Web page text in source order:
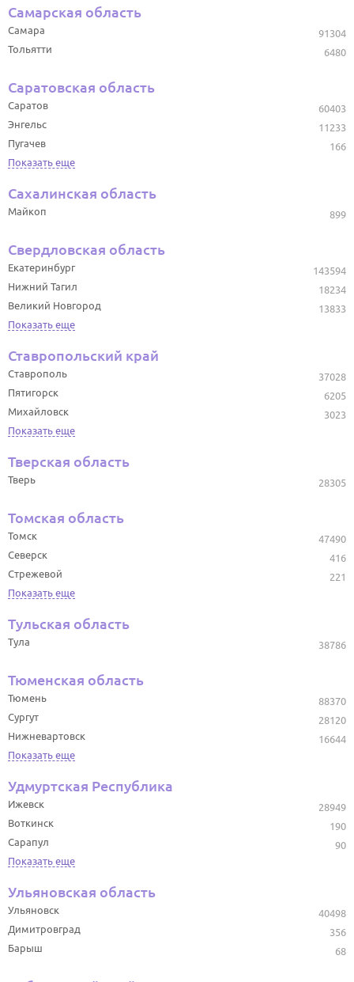
Самарская область
91304
Самара
6480
Тольятти
Саратовская область
60403
Саратов
11233
Энгельс
166
Пугачев
Показать еще
Сахалинская область
899
Майкоп
Свердловская область
143594
Екатеринбург
18234
Нижний Тагил
13833
Великий Новгород
Показать еще
Ставропольский край
37028
Ставрополь
6205
Пятигорск
3023
Михайловск
Показать еще
Тверская область
28305
Тверь
Томская область
47490
Томск
416
Северск
221
Стрежевой
Показать еще
Тульская область
38786
Тула
Тюменская область
88370
Тюмень
28120
Сургут
16644
Нижневартовск
Показать еще
Удмуртская Республика
28949
Ижевск
190
Воткинск
90
Сарапул
Показать еще
Ульяновская область
40498
Ульяновск
356
Димитровград
68
Барыш